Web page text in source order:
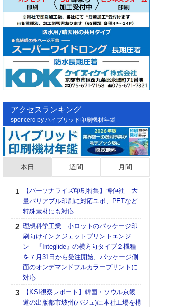
アクセスランキング
sponcerd by ハイブリッド印刷機材年鑑
本日 週間 月間
【パーソナライズ印刷特集】博伸社 大
量バリアブル印刷に対応ユポ、PETなど
特殊素材にも対応
理想科学工業 小ロットのパッケージ印
刷向けインクジェットプリントエンジ
ン 『Integlide』の横方向タイプ２機種
を７月31日から受注開始、パッケージ側
面のオンデマンドフルカラープリントに
対応
【KSI視察レポート】韓国・ソウル京畿
道の出版都市坡州(パジュ)に本社工場を構